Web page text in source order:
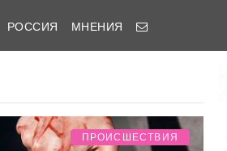
РОССИЯ МНЕНИЯ
ПРОИСШЕСТВИЯ